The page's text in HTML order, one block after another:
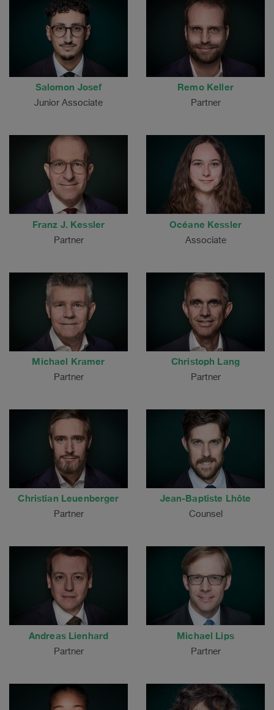
Salomon Josef
Junior Associate
Remo Keller
Partner
Franz J. Kessler
Partner
Océane Kessler
Associate
Michael Kramer
Partner
Christoph Lang
Partner
Christian Leuenberger
Partner
Jean-Baptiste Lhôte
Counsel
Andreas Lienhard
Partner
Michael Lips
Partner